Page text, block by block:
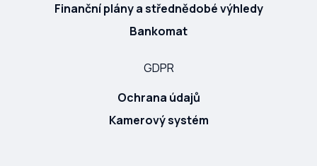
Finanční plány a střednědobé výhledy
Bankomat
GDPR
Ochrana údajů
Kamerový systém